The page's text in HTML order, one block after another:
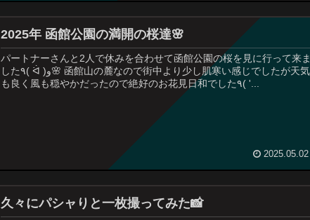
2025年 函館公園の満開の桜達🌸
パートナーさんと2人で休みを合わせて函館公園の桜を見に行って来ま
した٩( ᐛ )و🌸 函館山の麓なので街中より少し肌寒い感じでしたが天気
も良く風も穏やかだったので絶好のお花見日和でした٩( '...
2025.05.02
久々にパシャりと一枚撮ってみた📸